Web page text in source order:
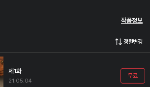
작품정보
정렬변경
제1화
21.05.04
무료